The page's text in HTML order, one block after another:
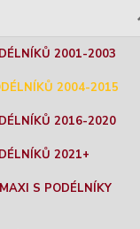
2001-2003
2004-2015
2016-2020
2021+
S PODÉLNÍKY